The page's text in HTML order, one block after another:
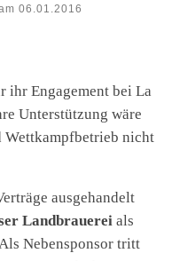
06.01.2016
ihr Engagement bei La
Unterstützung wäre
Wettkampfbetrieb nicht
ausgehandelt
Landbrauerei als
Nebensponsor tritt